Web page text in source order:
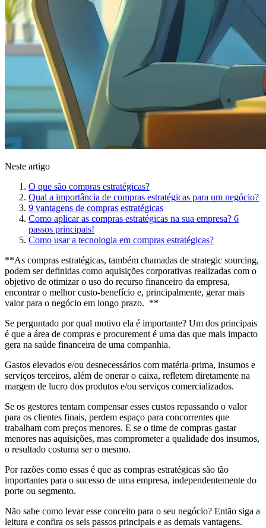
Neste artigo
O que são compras estratégicas?
Qual a importância de compras estratégicas para um negócio?
9 vantagens de compras estratégicas
Como aplicar as compras estratégicas na sua empresa? 6
passos principais!
Como usar a tecnologia em compras estratégicas?
**As compras estratégicas, também chamadas de strategic sourcing,
podem ser definidas como aquisições corporativas realizadas com o
objetivo de otimizar o uso do recurso financeiro da empresa,
encontrar o melhor custo-benefício e, principalmente, gerar mais
valor para o negócio em longo prazo. **
Se perguntado por qual motivo ela é importante? Um dos principais
é que a área de compras e procurement é uma das que mais impacto
gera na saúde financeira de uma companhia.
Gastos elevados e/ou desnecessários com matéria-prima, insumos e
serviços terceiros, além de onerar o caixa, refletem diretamente na
margem de lucro dos produtos e/ou serviços comercializados.
Se os gestores tentam compensar esses custos repassando o valor
para os clientes finais, perdem espaço para concorrentes que
trabalham com preços menores. E se o time de compras gastar
menores nas aquisições, mas comprometer a qualidade dos insumos,
o resultado costuma ser o mesmo.
Por razões como essas é que as compras estratégicas são tão
importantes para o sucesso de uma empresa, independentemente do
porte ou segmento.
Não sabe como levar esse conceito para o seu negócio? Então siga a
leitura e confira os seis passos principais e as demais vantagens.